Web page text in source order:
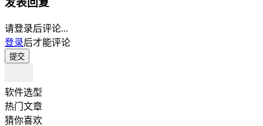
发表回复
请登录后评论...
登录后才能评论
提交
软件选型
热门文章
猜你喜欢